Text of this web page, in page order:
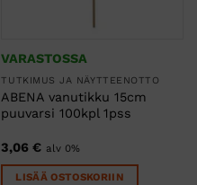
VARASTOSSA
TUTKIMUS JA NÄYTTEENOTTO
ABENA vanutikku 15cm
puuvarsi 100kpl 1pss
3,06€ alv 0%
LISÄÄ OSTOSKORIIN